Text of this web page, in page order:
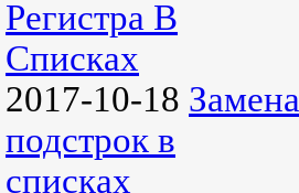
Регистра В
Списках
2017-10-18 Замена
подстрок в
списках